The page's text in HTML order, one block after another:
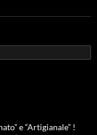
e “Artigianale” !